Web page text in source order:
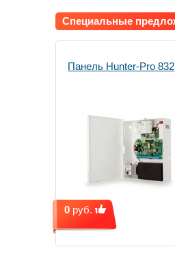
Специальные
Панель Hunter-Pro 832
0 руб.